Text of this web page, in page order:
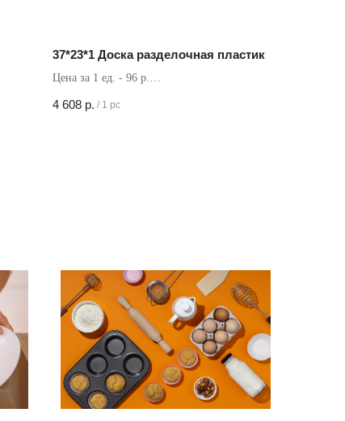
37*23*1 Доска разделочная пластик
Цена за 1 ед. - 96 р.
4 608 р. / 1 pc